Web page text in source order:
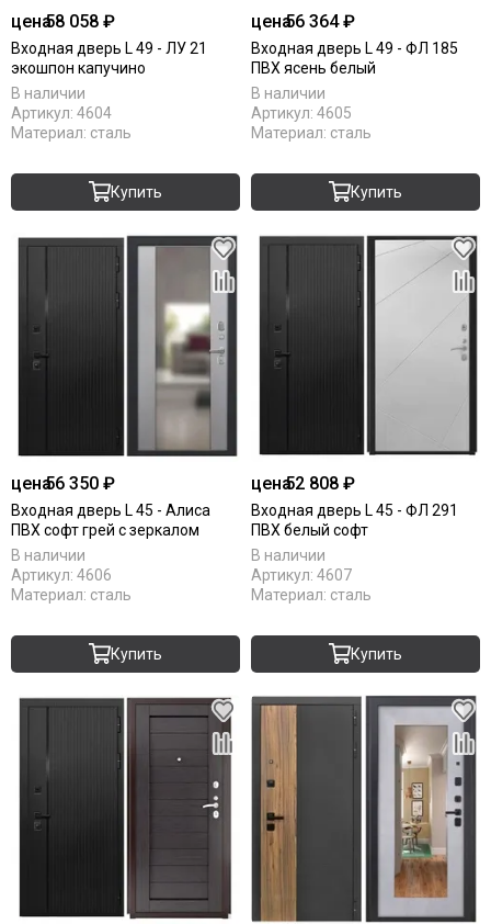
цена58 058 ₽
Входная дверь L 49 - ЛУ 21
экошпон капучино
В наличии
Артикул: 4604
Материал: сталь
Купить
цена56 364 ₽
Входная дверь L 49 - ФЛ 185
ПВХ ясень белый
В наличии
Артикул: 4605
Материал: сталь
Купить
цена56 350 ₽
Входная дверь L 45 - Алиса
ПВХ софт грей с зеркалом
В наличии
Артикул: 4606
Материал: сталь
Купить
цена52 808 ₽
Входная дверь L 45 - ФЛ 291
ПВХ белый софт
В наличии
Артикул: 4607
Материал: сталь
Купить